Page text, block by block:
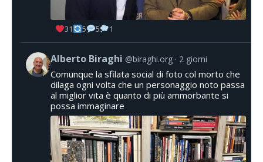
31 5 5 1
Alberto Biraghi @biraghi.org 2 giorni
Comunque la sfilata social di foto col morto che
dilaga ogni volta che un personaggio noto passa
al miglior vita è quanto di più ammorbante si
possa immaginare